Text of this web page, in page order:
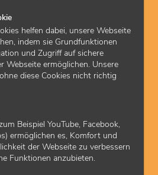
helfen dabei, unsere Webseite
indem sie Grundfunktionen
und Zugriff auf sichere
Webseite ermöglichen. Unsere
diese Cookies nicht richtig
Beispiel YouTube, Facebook,
ermöglichen es, Komfort und
der Webseite zu verbessern
Funktionen anzubieten.
2021 ist die KVH ein
Great Place to Work®.